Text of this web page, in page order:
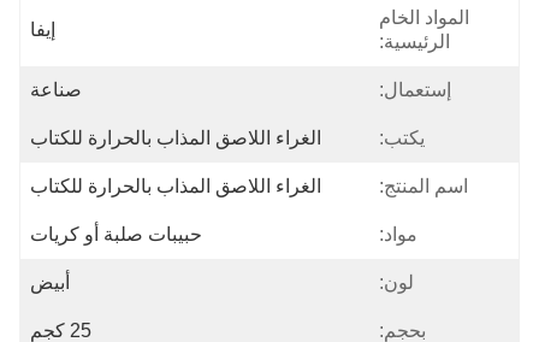
المواد الخام
الرئيسية:
إيفا
إستعمال: صناعة
يكتب: الغراء اللاصق المذاب بالحرارة للكتاب
اسم المنتج: الغراء اللاصق المذاب بالحرارة للكتاب
مواد: حبيبات صلبة أو كريات
لون: أبيض
بحجم: 25 كجم